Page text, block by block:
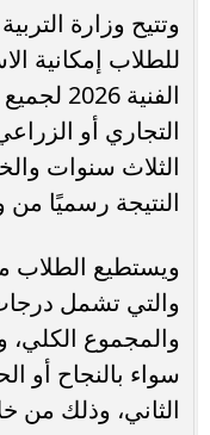
وتتيح وزارة
للطلاب إمكانية
الفنية
التجاري أو
الثلاث سنوات
النتيجة رسميًا من
ويستطيع الطلاب
والتي تشمل
والمجموع الكلي،
سواء بالنجاح أو
الثاني، وذلك